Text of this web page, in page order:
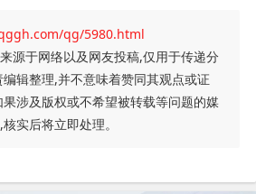
qg/5980.html
源于网络以及网友投稿,仅用于传递分
辑整理,并不意味着赞同其观点或证
涉及版权或不希望被转载等问题的媒
实后将立即处理。